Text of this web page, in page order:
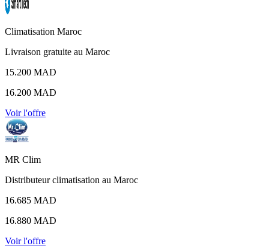
Climatisation Maroc
Livraison gratuite au Maroc
15.200 MAD
16.200 MAD
Voir l'offre
MR Clim
Distributeur climatisation au Maroc
16.685 MAD
16.880 MAD
Voir l'offre